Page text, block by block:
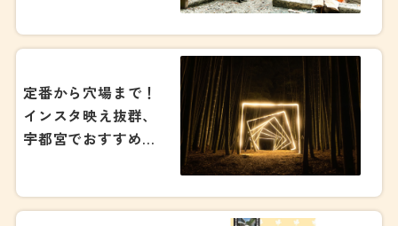
定番から穴場まで！
インスタ映え抜群、
宇都宮でおすすめの